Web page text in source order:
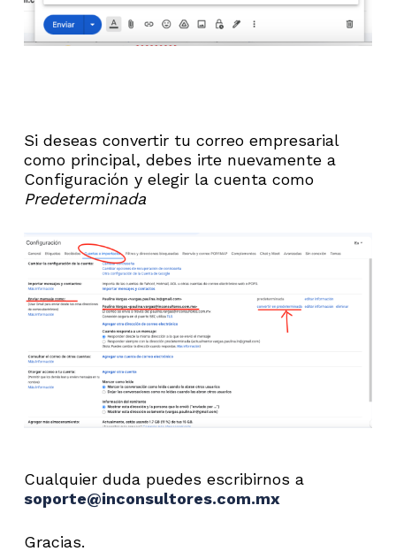
Si deseas convertir tu correo empresarial
como principal, debes irte nuevamente a
Configuración y elegir la cuenta como
Predeterminada
Cualquier duda puedes escribirnos a
soporte@inconsultores.com.mx
Gracias.